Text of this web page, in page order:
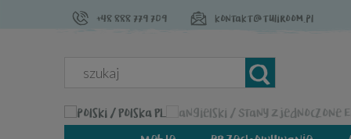
+48 888 779 709 kontakt@tuliroom.pl
PL